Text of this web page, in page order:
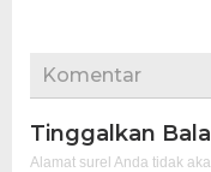
Komentar
Tinggalkan
Alamat surel Anda tidak